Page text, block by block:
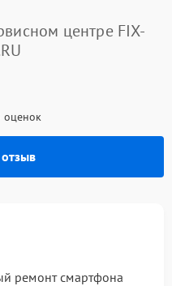
центре FIX-
оценок
ремонт смартфона